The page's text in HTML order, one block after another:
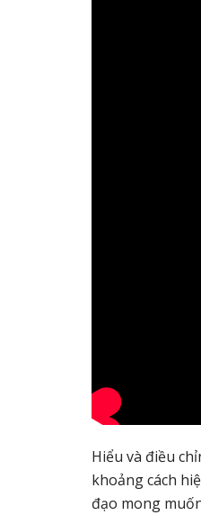
Hiểu và điều
khoảng cách
đạo mong